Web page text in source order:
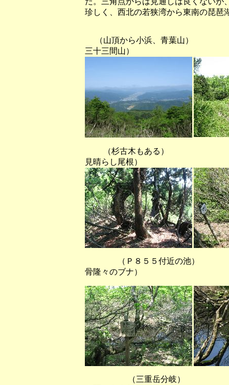
珍しく、西北の若狭湾から東南の琵琶
（山頂から小浜、青葉山）
三十三間山）
（杉古木もある） （天増川
見晴らし尾根）
（Ｐ８５５付近の池）
骨隆々のブナ）
（三重岳分岐）